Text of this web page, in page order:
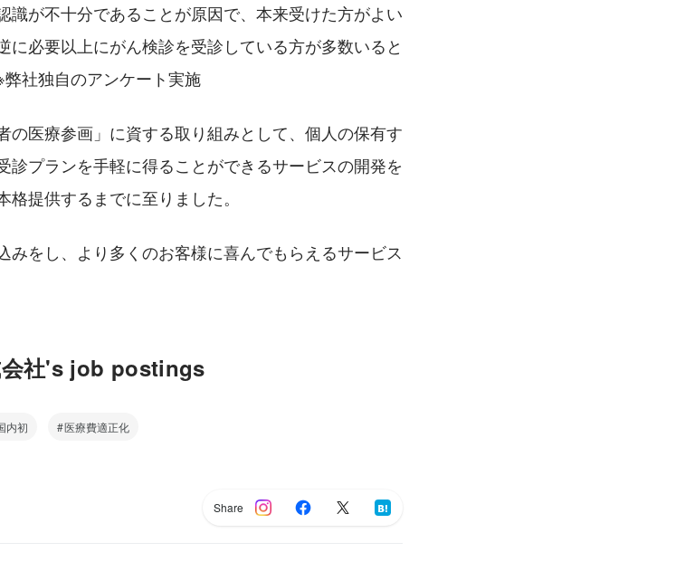
識が不十分であることが原因で、本来受けた方がよい
に必要以上にがん検診を受診している方が多数いると
社独自のアンケート実施
の医療参画」に資する取り組みとして、個人の保有す
診プランを手軽に得ることができるサービスの開発を
提供するまでに至りました。
みをし、より多くのお客様に喜んでもらえるサービス
社's job postings
内初 医療費適正化
Share